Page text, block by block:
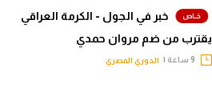
خبر في الجول - الكرمة العراقي
يقترب من ضم مروان حمدي
الدوري المصري